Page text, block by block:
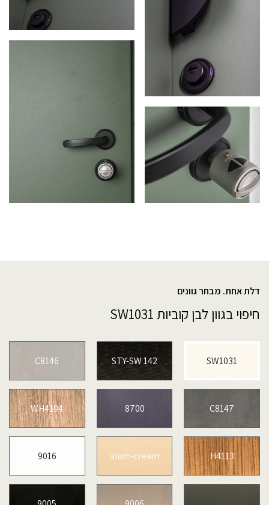
SW1031
STY-SW 142
C8146
C8147
8700
WH4104
H4113
alum-cream
9016
דלת אחת. מבחר גוונים
חיפוי בגוון לבן קוביות SW1031